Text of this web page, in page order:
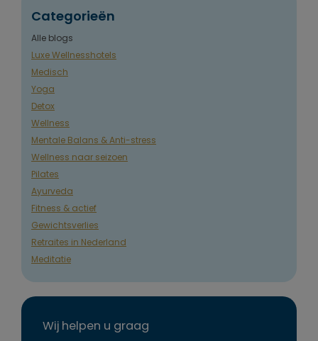
Categorieën
Alle blogs
Luxe Wellnesshotels
Medisch
Yoga
Detox
Wellness
Mentale Balans & Anti-stress
Wellness naar seizoen
Pilates
Ayurveda
Fitness & actief
Gewichtsverlies
Retraites in Nederland
Meditatie
Wij helpen u graag